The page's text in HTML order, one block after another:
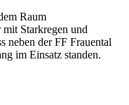
Raum
Starkregen und
neben der FF Frauental
im Einsatz standen.